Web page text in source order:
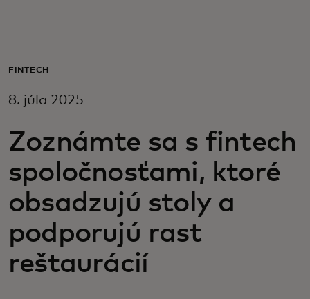
Pre firmy
Pre inovátorov
Novinky a trendy
FINTECH
8. júla 2025
Zoznámte sa s fintech
spoločnosťami, ktoré
obsadzujú stoly a
podporujú rast
reštaurácií